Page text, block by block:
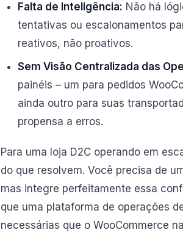
Falta de Inteligência: Não há
tentativas ou escalonamentos
reativos, não proativos.
Sem Visão Centralizada das
painéis – um para pedidos
ainda outro para suas
propensa a erros.
Para uma loja D2C operando em
do que resolvem. Você precisa de
mas integre perfeitamente essa
que uma plataforma de operações
necessárias que o WooCommerce